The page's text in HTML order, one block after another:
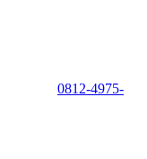
0812-4975-